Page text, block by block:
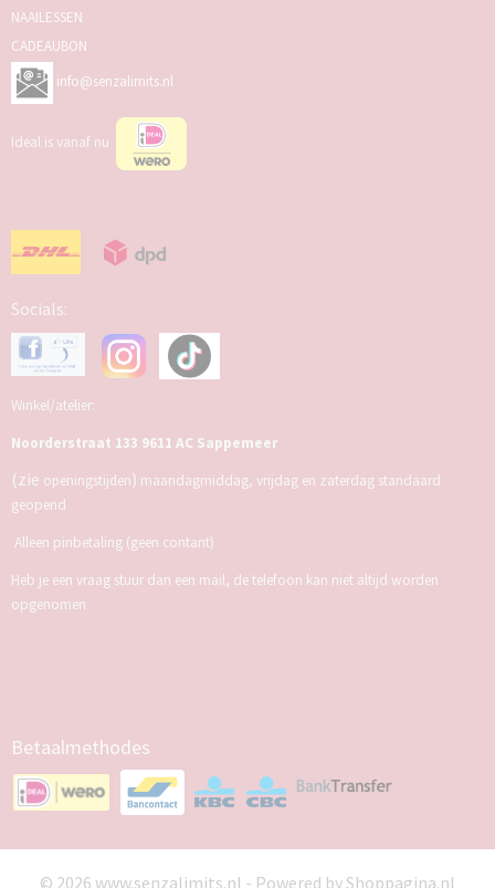
NAAILESSEN
CADEAUBON
info@senzalimits.nl
Ideal is vanaf nu
Socials:
Winkel/atelier:
Noorderstraat 133 9611 AC Sappemeer
(zie openingstijden) maandagmiddag, vrijdag en zaterdag standaard
geopend
Alleen pinbetaling (geen contant)
Heb je een vraag stuur dan een mail, de telefoon kan niet altijd worden
opgenomen
Betaalmethodes
© 2026 www.senzalimits.nl - Powered by Shoppagina.nl